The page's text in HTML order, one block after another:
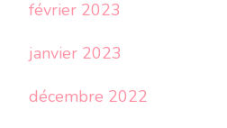
février 2023
janvier 2023
décembre 2022